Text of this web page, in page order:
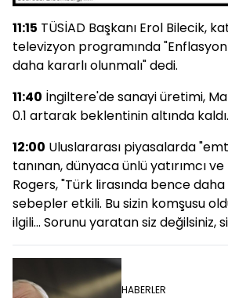
11:15 TÜSİAD Başkanı Erol Bilecik,
televizyon programında
daha kararlı olunmalı" dedi.
11:40 İngiltere'de sanayi üretimi,
0.1 artarak beklentinin altında kaldı.
12:00 Uluslararası piyasalarda
tanınan, dünyaca ünlü yatırımcı
Rogers, "Türk lirasında bence
sebepler etkili. Bu sizin komşusu
ilgili... Sorunu yaratan siz değilsiniz,
HABERLER